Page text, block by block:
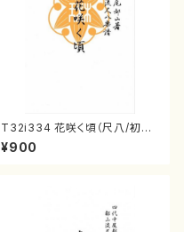
T32i334 花咲く頃（尺八/初代
山川園松/楽譜）都山流公刊楽譜
曲番:2037
¥900